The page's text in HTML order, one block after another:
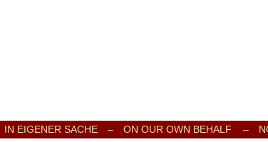
Internationale Onlinezeitung für
IN EIGENER SACHE – ON OUR OWN BEHALF –